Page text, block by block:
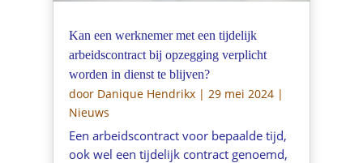
Kan een werknemer met een tijdelijk
arbeidscontract bij opzegging verplicht
worden in dienst te blijven?
door Danique Hendrikx| 29 mei 2024|
Nieuws
Een arbeidscontract voor bepaalde tijd,
ook wel een tijdelijk contract genoemd,